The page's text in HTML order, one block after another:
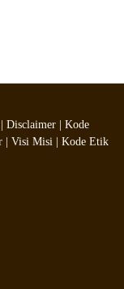
Disclaimer
Kode
Visi Misi
Kode Etik